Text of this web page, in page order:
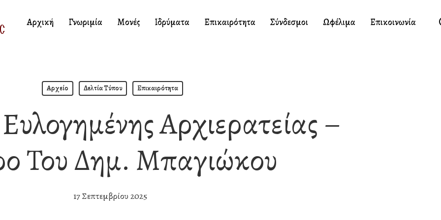
Αρχική Γνωριμία Μονές Ιδρύματα Επικαιρότητα Σύνδεσμοι Ωφέλιμα Επικοινωνία
Αρχείο Δελτία Τύπου Επικαιρότητα
Αρχιερατείας –
Του Δημ. Μπαγιώκου
17 Σεπτεμβρίου 2025